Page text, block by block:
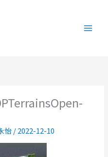
怡/2022-12-10